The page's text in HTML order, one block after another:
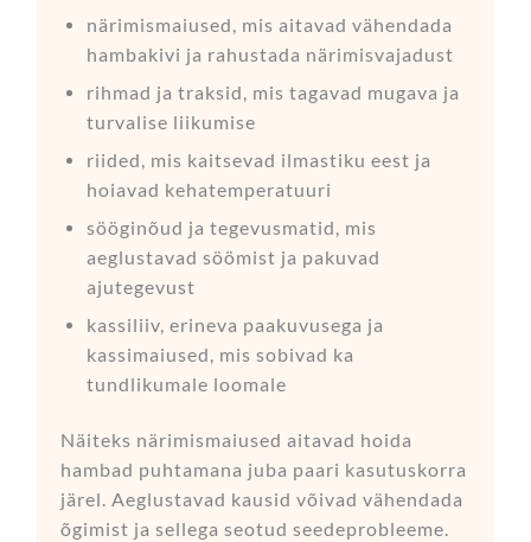
närimismaiused, mis aitavad vähendada
hambakivi ja rahustada närimisvajadust
rihmad ja traksid, mis tagavad mugava ja
turvalise liikumise
riided, mis kaitsevad ilmastiku eest ja
hoiavad kehatemperatuuri
sööginõud ja tegevusmatid, mis
aeglustavad söömist ja pakuvad
ajutegevust
kassiliiv, erineva paakuvusega ja
kassimaiused, mis sobivad ka
tundlikumale loomale
Näiteks närimismaiused aitavad hoida
hambad puhtamana juba paari kasutuskorra
järel. Aeglustavad kausid võivad vähendada
õgimist ja sellega seotud seedeprobleeme.